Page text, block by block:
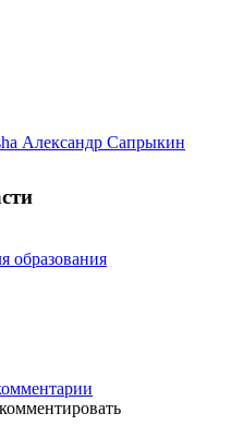
Александр Сапрыкин
образования